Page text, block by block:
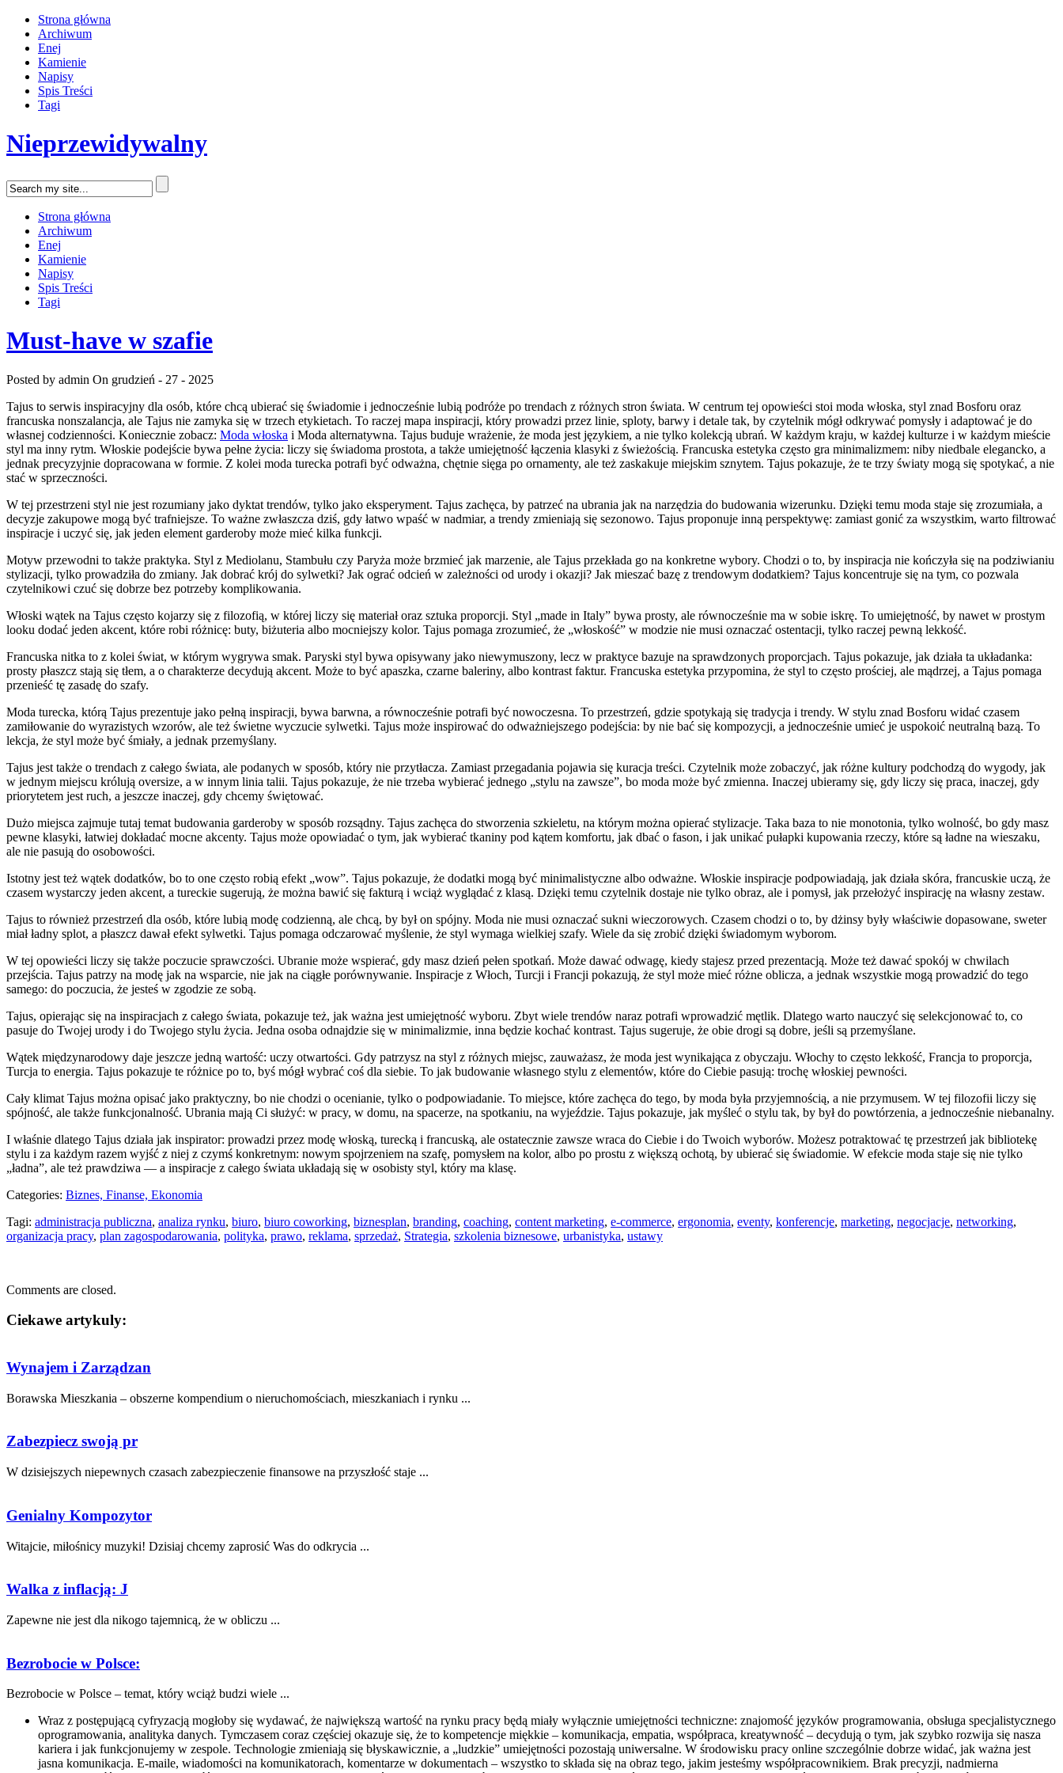
Strona główna
Archiwum
Enej
Kamienie
Napisy
Spis Treści
Tagi
Nieprzewidywalny
Strona główna
Archiwum
Enej
Kamienie
Napisy
Spis Treści
Tagi
Must-have w szafie
Posted by admin On grudzień - 27 - 2025
Tajus to serwis inspiracyjny dla osób, które chcą ubierać się świadomie i jednocześnie lubią podróże po trendach z różnych stron świata. W centrum tej opowieści stoi moda włoska, styl znad Bosforu oraz
francuska nonszalancja, ale Tajus nie zamyka się w trzech etykietach. To raczej mapa inspiracji, który prowadzi przez linie, sploty, barwy i detale tak, by czytelnik mógł odkrywać pomysły i adaptować je do
własnej codzienności. Koniecznie zobacz: Moda włoska i Moda alternatywna. Tajus buduje wrażenie, że moda jest językiem, a nie tylko kolekcją ubrań. W każdym kraju, w każdej kulturze i w każdym mieście
styl ma inny rytm. Włoskie podejście bywa pełne życia: liczy się świadoma prostota, a także umiejętność łączenia klasyki z świeżością. Francuska estetyka często gra minimalizmem: niby niedbale elegancko, a
jednak precyzyjnie dopracowana w formie. Z kolei moda turecka potrafi być odważna, chętnie sięga po ornamenty, ale też zaskakuje miejskim sznytem. Tajus pokazuje, że te trzy światy mogą się spotykać, a nie
stać w sprzeczności.
W tej przestrzeni styl nie jest rozumiany jako dyktat trendów, tylko jako eksperyment. Tajus zachęca, by patrzeć na ubrania jak na narzędzia do budowania wizerunku. Dzięki temu moda staje się zrozumiała, a
decyzje zakupowe mogą być trafniejsze. To ważne zwłaszcza dziś, gdy łatwo wpaść w nadmiar, a trendy zmieniają się sezonowo. Tajus proponuje inną perspektywę: zamiast gonić za wszystkim, warto filtrować
inspiracje i uczyć się, jak jeden element garderoby może mieć kilka funkcji.
Motyw przewodni to także praktyka. Styl z Mediolanu, Stambułu czy Paryża może brzmieć jak marzenie, ale Tajus przekłada go na konkretne wybory. Chodzi o to, by inspiracja nie kończyła się na podziwianiu
stylizacji, tylko prowadziła do zmiany. Jak dobrać krój do sylwetki? Jak ograć odcień w zależności od urody i okazji? Jak mieszać bazę z trendowym dodatkiem? Tajus koncentruje się na tym, co pozwala
czytelnikowi czuć się dobrze bez potrzeby komplikowania.
Włoski wątek na Tajus często kojarzy się z filozofią, w której liczy się materiał oraz sztuka proporcji. Styl „made in Italy” bywa prosty, ale równocześnie ma w sobie iskrę. To umiejętność, by nawet w prostym
looku dodać jeden akcent, które robi różnicę: buty, biżuteria albo mocniejszy kolor. Tajus pomaga zrozumieć, że „włoskość” w modzie nie musi oznaczać ostentacji, tylko raczej pewną lekkość.
Francuska nitka to z kolei świat, w którym wygrywa smak. Paryski styl bywa opisywany jako niewymuszony, lecz w praktyce bazuje na sprawdzonych proporcjach. Tajus pokazuje, jak działa ta układanka:
prosty płaszcz stają się tłem, a o charakterze decydują akcent. Może to być apaszka, czarne baleriny, albo kontrast faktur. Francuska estetyka przypomina, że styl to często prościej, ale mądrzej, a Tajus pomaga
przenieść tę zasadę do szafy.
Moda turecka, którą Tajus prezentuje jako pełną inspiracji, bywa barwna, a równocześnie potrafi być nowoczesna. To przestrzeń, gdzie spotykają się tradycja i trendy. W stylu znad Bosforu widać czasem
zamiłowanie do wyrazistych wzorów, ale też świetne wyczucie sylwetki. Tajus może inspirować do odważniejszego podejścia: by nie bać się kompozycji, a jednocześnie umieć je uspokoić neutralną bazą. To
lekcja, że styl może być śmiały, a jednak przemyślany.
Tajus jest także o trendach z całego świata, ale podanych w sposób, który nie przytłacza. Zamiast przegadania pojawia się kuracja treści. Czytelnik może zobaczyć, jak różne kultury podchodzą do wygody, jak
w jednym miejscu królują oversize, a w innym linia talii. Tajus pokazuje, że nie trzeba wybierać jednego „stylu na zawsze”, bo moda może być zmienna. Inaczej ubieramy się, gdy liczy się praca, inaczej, gdy
priorytetem jest ruch, a jeszcze inaczej, gdy chcemy świętować.
Dużo miejsca zajmuje tutaj temat budowania garderoby w sposób rozsądny. Tajus zachęca do stworzenia szkieletu, na którym można opierać stylizacje. Taka baza to nie monotonia, tylko wolność, bo gdy masz
pewne klasyki, łatwiej dokładać mocne akcenty. Tajus może opowiadać o tym, jak wybierać tkaniny pod kątem komfortu, jak dbać o fason, i jak unikać pułapki kupowania rzeczy, które są ładne na wieszaku,
ale nie pasują do osobowości.
Istotny jest też wątek dodatków, bo to one często robią efekt „wow”. Tajus pokazuje, że dodatki mogą być minimalistyczne albo odważne. Włoskie inspiracje podpowiadają, jak działa skóra, francuskie uczą, że
czasem wystarczy jeden akcent, a tureckie sugerują, że można bawić się fakturą i wciąż wyglądać z klasą. Dzięki temu czytelnik dostaje nie tylko obraz, ale i pomysł, jak przełożyć inspirację na własny zestaw.
Tajus to również przestrzeń dla osób, które lubią modę codzienną, ale chcą, by był on spójny. Moda nie musi oznaczać sukni wieczorowych. Czasem chodzi o to, by dżinsy były właściwie dopasowane, sweter
miał ładny splot, a płaszcz dawał efekt sylwetki. Tajus pomaga odczarować myślenie, że styl wymaga wielkiej szafy. Wiele da się zrobić dzięki świadomym wyborom.
W tej opowieści liczy się także poczucie sprawczości. Ubranie może wspierać, gdy masz dzień pełen spotkań. Może dawać odwagę, kiedy stajesz przed prezentacją. Może też dawać spokój w chwilach
przejścia. Tajus patrzy na modę jak na wsparcie, nie jak na ciągłe porównywanie. Inspiracje z Włoch, Turcji i Francji pokazują, że styl może mieć różne oblicza, a jednak wszystkie mogą prowadzić do tego
samego: do poczucia, że jesteś w zgodzie ze sobą.
Tajus, opierając się na inspiracjach z całego świata, pokazuje też, jak ważna jest umiejętność wyboru. Zbyt wiele trendów naraz potrafi wprowadzić mętlik. Dlatego warto nauczyć się selekcjonować to, co
pasuje do Twojej urody i do Twojego stylu życia. Jedna osoba odnajdzie się w minimalizmie, inna będzie kochać kontrast. Tajus sugeruje, że obie drogi są dobre, jeśli są przemyślane.
Wątek międzynarodowy daje jeszcze jedną wartość: uczy otwartości. Gdy patrzysz na styl z różnych miejsc, zauważasz, że moda jest wynikająca z obyczaju. Włochy to często lekkość, Francja to proporcja,
Turcja to energia. Tajus pokazuje te różnice po to, byś mógł wybrać coś dla siebie. To jak budowanie własnego stylu z elementów, które do Ciebie pasują: trochę włoskiej pewności.
Cały klimat Tajus można opisać jako praktyczny, bo nie chodzi o ocenianie, tylko o podpowiadanie. To miejsce, które zachęca do tego, by moda była przyjemnością, a nie przymusem. W tej filozofii liczy się
spójność, ale także funkcjonalność. Ubrania mają Ci służyć: w pracy, w domu, na spacerze, na spotkaniu, na wyjeździe. Tajus pokazuje, jak myśleć o stylu tak, by był do powtórzenia, a jednocześnie niebanalny.
I właśnie dlatego Tajus działa jak inspirator: prowadzi przez modę włoską, turecką i francuską, ale ostatecznie zawsze wraca do Ciebie i do Twoich wyborów. Możesz potraktować tę przestrzeń jak bibliotekę
stylu i za każdym razem wyjść z niej z czymś konkretnym: nowym spojrzeniem na szafę, pomysłem na kolor, albo po prostu z większą ochotą, by ubierać się świadomie. W efekcie moda staje się nie tylko
„ładna”, ale też prawdziwa — a inspiracje z całego świata układają się w osobisty styl, który ma klasę.
Categories: Biznes, Finanse, Ekonomia
Tagi: administracja publiczna, analiza rynku, biuro, biuro coworking, biznesplan, branding, coaching, content marketing, e-commerce, ergonomia, eventy, konferencje, marketing, negocjacje, networking,
organizacja pracy, plan zagospodarowania, polityka, prawo, reklama, sprzedaż, Strategia, szkolenia biznesowe, urbanistyka, ustawy
Comments are closed.
Ciekawe artykuly:
Wynajem i Zarządzan
Borawska Mieszkania – obszerne kompendium o nieruchomościach, mieszkaniach i rynku ...
Zabezpiecz swoją pr
W dzisiejszych niepewnych czasach zabezpieczenie‍ finansowe na przyszłość staje ...
Genialny Kompozytor
Witajcie, miłośnicy muzyki! Dzisiaj chcemy zaprosić Was do odkrycia ...
Walka z inflacją: J
Zapewne nie jest dla nikogo tajemnicą, ⁣że w obliczu ...
Bezrobocie w Polsce:
Bezrobocie w Polsce – temat, który wciąż budzi wiele ...
Wraz z postępującą cyfryzacją mogłoby się wydawać, że największą wartość na rynku pracy będą miały wyłącznie umiejętności techniczne: znajomość języków programowania, obsługa specjalistycznego
oprogramowania, analityka danych. Tymczasem coraz częściej okazuje się, że to kompetencje miękkie – komunikacja, empatia, współpraca, kreatywność – decydują o tym, jak szybko rozwija się nasza
kariera i jak funkcjonujemy w zespole. Technologie zmieniają się błyskawicznie, a „ludzkie” umiejętności pozostają uniwersalne. W środowisku pracy online szczególnie dobrze widać, jak ważna jest
jasna komunikacja. E-maile, wiadomości na komunikatorach, komentarze w dokumentach – wszystko to składa się na obraz tego, jakim jesteśmy współpracownikiem. Brak precyzji, nadmierna